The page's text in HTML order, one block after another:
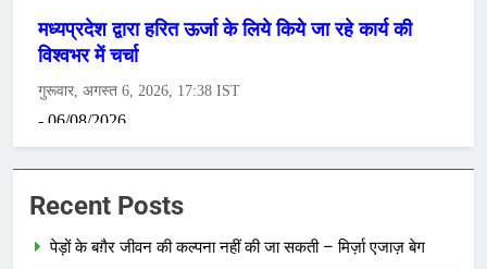
Recent Posts
पेड़ों के बग़ैर जीवन की कल्पना नहीं की जा सकती – मिर्ज़ा एजाज़ बेग